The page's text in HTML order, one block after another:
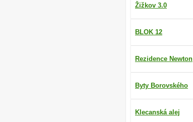
Žižkov 3.0
BLOK 12
Rezidence Newton
Byty Borovského
Klecanská alej